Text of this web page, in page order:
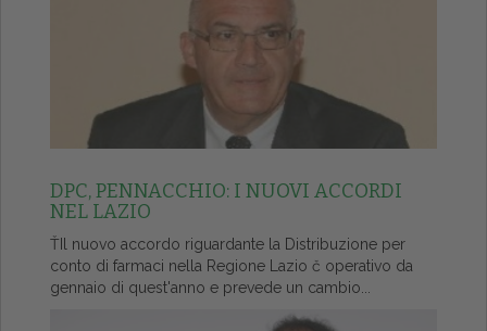
DPC, PENNACCHIO: I NUOVI ACCORDI
NEL LAZIO
ŤIl nuovo accordo riguardante la Distribuzione per
conto di farmaci nella Regione Lazio č operativo da
gennaio di quest'anno e prevede un cambio...